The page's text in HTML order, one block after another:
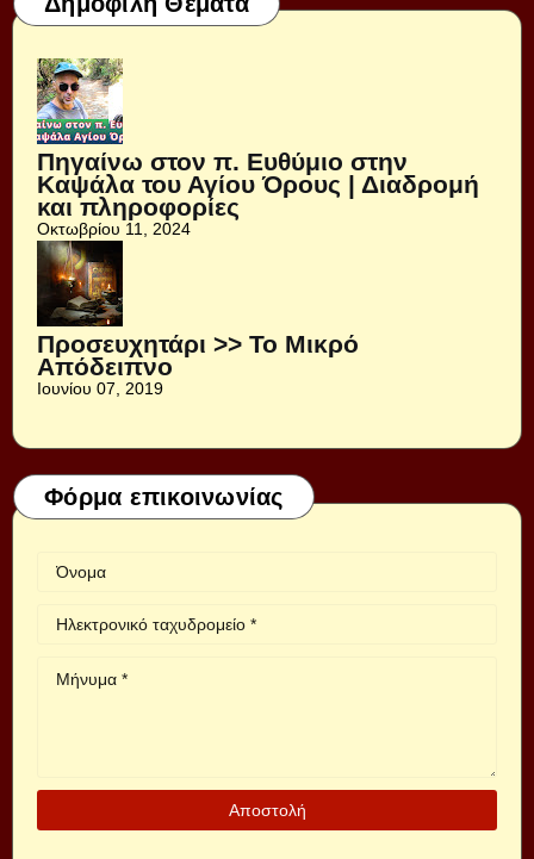
Πηγαίνω στον π. Ευθύμιο στην
Καψάλα του Αγίου Όρους | Διαδρομή
και πληροφορίες
Οκτωβρίου 11, 2024
Προσευχητάρι >> Το Μικρό
Απόδειπνο
Ιουνίου 07, 2019
Φόρμα επικοινωνίας